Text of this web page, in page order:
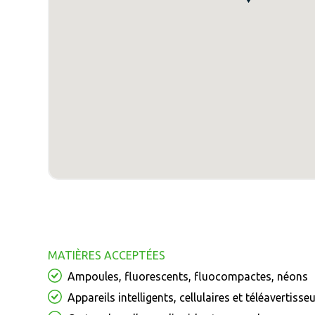
MATIÈRES ACCEPTÉES
Ampoules, fluorescents, fluocompactes, néons
Appareils intelligents, cellulaires et